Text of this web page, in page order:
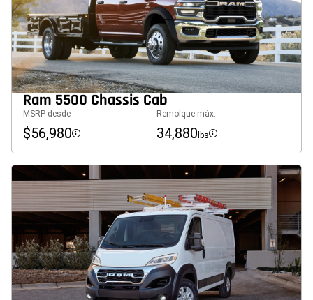
Ram 5500 Chassis Cab
MSRP desde
$56,980 Disclosure
Remolque máx.
34,880 lbs Disclosure